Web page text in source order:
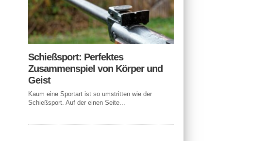
Schießsport: Perfektes
Zusammenspiel von Körper und
Geist
Kaum eine Sportart ist so umstritten wie der
Schießsport. Auf der einen Seite...